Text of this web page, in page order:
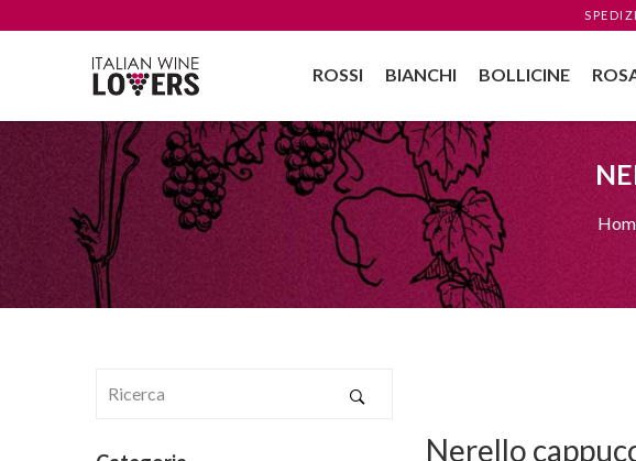
ROSSI BIANCHI BOLLICINE
Nerello